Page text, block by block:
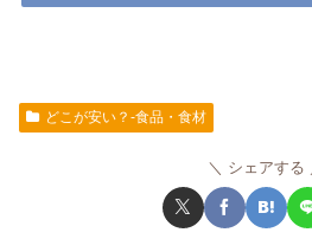
どこが安い？-食品・食材
シェアする